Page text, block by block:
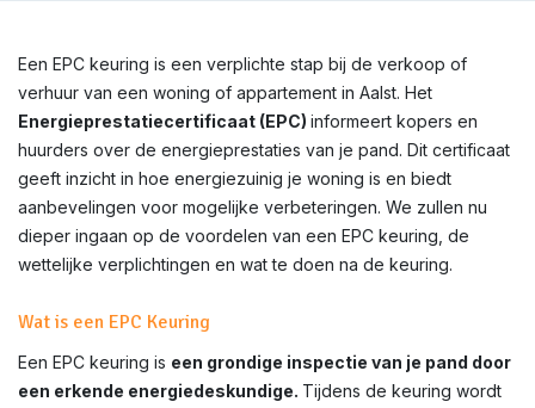
Een EPC keuring is een verplichte stap bij de verkoop of
verhuur van een woning of appartement in Aalst. Het
Energieprestatiecertificaat (EPC) informeert kopers en
huurders over de energieprestaties van je pand. Dit certificaat
geeft inzicht in hoe energiezuinig je woning is en biedt
aanbevelingen voor mogelijke verbeteringen. We zullen nu
dieper ingaan op de voordelen van een EPC keuring, de
wettelijke verplichtingen en wat te doen na de keuring.
Wat is een EPC Keuring
Een EPC keuring is een grondige inspectie van je pand door
een erkende energiedeskundige. Tijdens de keuring wordt